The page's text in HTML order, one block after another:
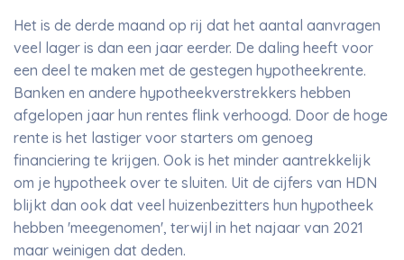
Het is de derde maand op rij dat het aantal aanvragen
veel lager is dan een jaar eerder. De daling heeft voor
een deel te maken met de gestegen hypotheekrente.
Banken en andere hypotheekverstrekkers hebben
afgelopen jaar hun rentes flink verhoogd. Door de hoge
rente is het lastiger voor starters om genoeg
financiering te krijgen. Ook is het minder aantrekkelijk
om je hypotheek over te sluiten. Uit de cijfers van HDN
blijkt dan ook dat veel huizenbezitters hun hypotheek
hebben 'meegenomen', terwijl in het najaar van 2021
maar weinigen dat deden.